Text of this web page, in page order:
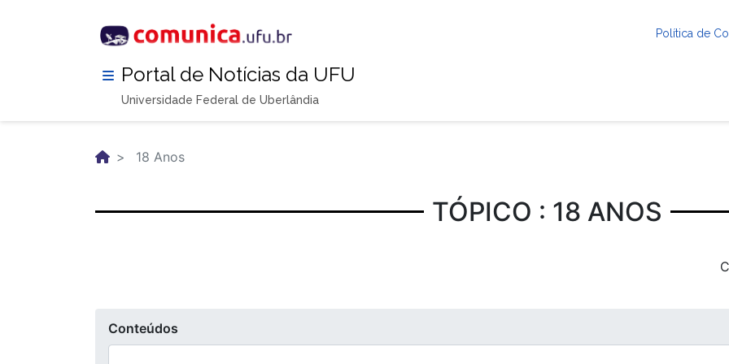
Política de
Portal de Notícias da UFU
Universidade Federal de Uberlândia
18 Anos
TÓPICO : 18 ANOS
Conteúdos